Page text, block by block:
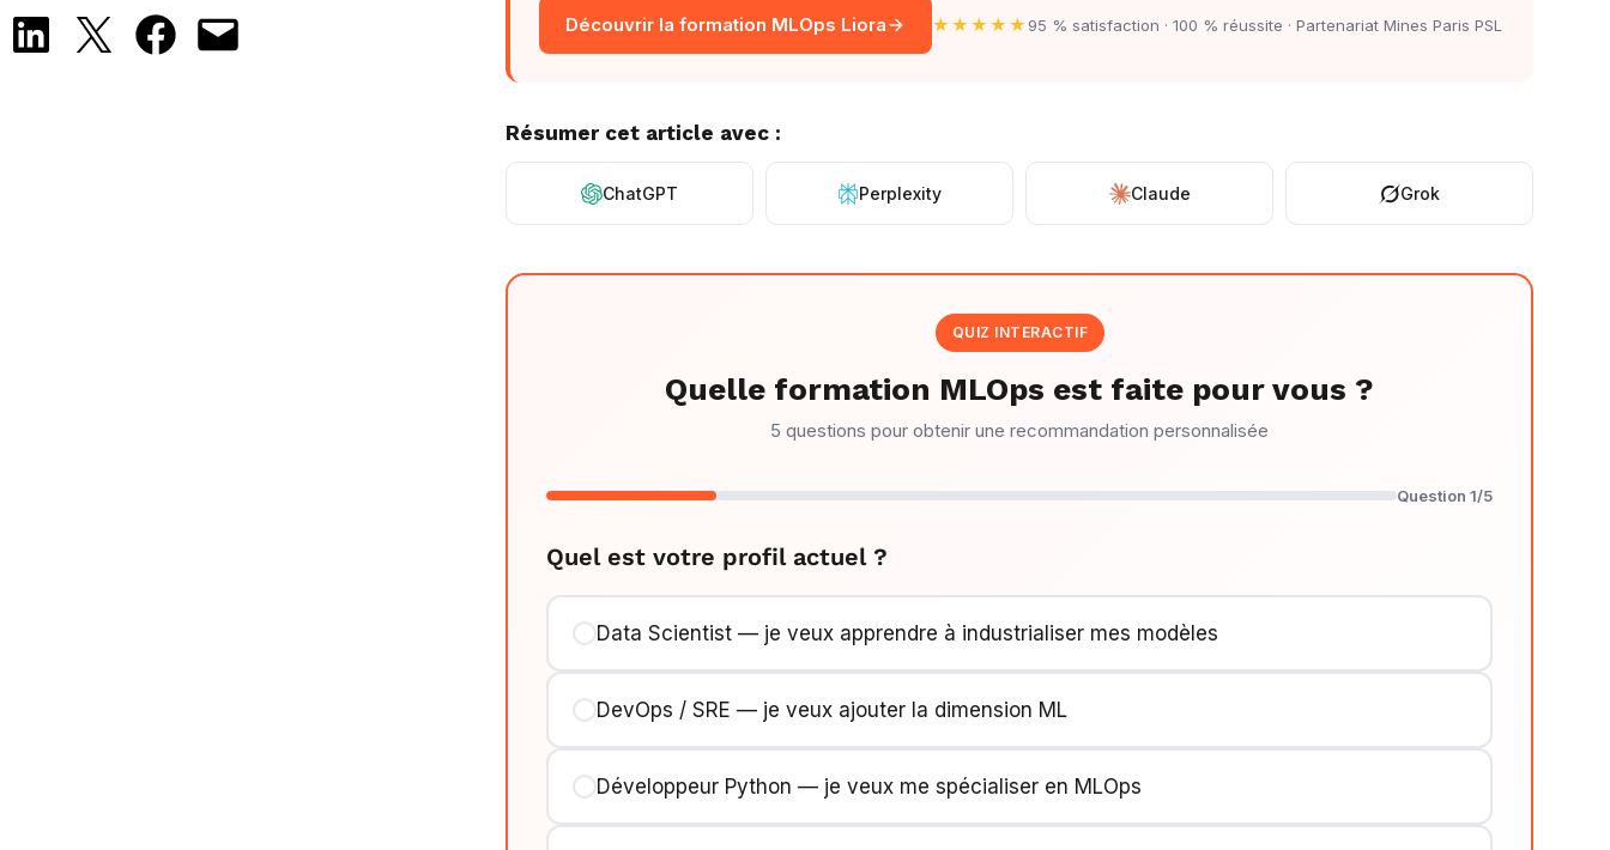
Share on LinkedIn
Share on X Share on Facebook
Email this Page Découvrir la formation MLOps Liora ★★★★★ 95 % satisfaction · 100 % réussite · Partenariat Mines Paris PSL
Résumer cet article avec :
ChatGPT Perplexity Claude Grok
QUIZ INTERACTIF
Quelle formation MLOps est faite pour vous ?
5 questions pour obtenir une recommandation personnalisée
Question 1/5
Quel est votre profil actuel ?
Data Scientist — je veux apprendre à industrialiser mes modèles
DevOps / SRE — je veux ajouter la dimension ML
Développeur Python — je veux me spécialiser en MLOps